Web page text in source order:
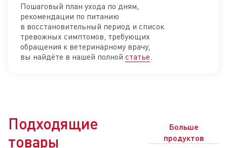
Пошаговый план ухода по дням,
рекомендации по питанию
в восстановительный период и список
тревожных симптомов, требующих
обращения к ветеринарному врачу,
вы найдёте в нашей полной статье.
Подходящие
товары
Больше
продуктов